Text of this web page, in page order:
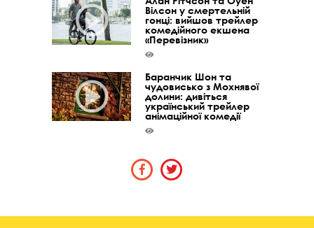
Вілсон у смертельній
гонці: вийшов трейлер
комедійного екшена
«Перевізник»
Баранчик Шон та
чудовисько з Мохнявої
долини: дивіться
український трейлер
анімаційної комедії